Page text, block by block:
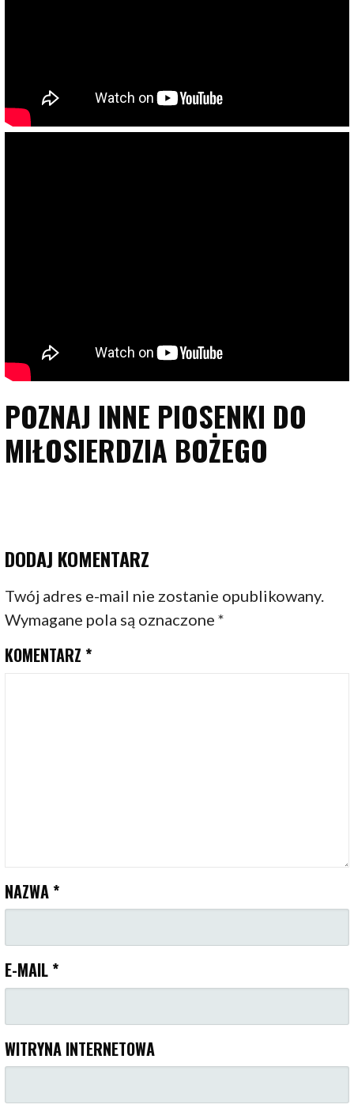
POZNAJ INNE PIOSENKI DO
MIŁOSIERDZIA BOŻEGO
DODAJ KOMENTARZ
Twój adres e-mail nie zostanie opublikowany.
Wymagane pola są oznaczone*
KOMENTARZ *
NAZWA *
E-MAIL *
WITRYNA INTERNETOWA